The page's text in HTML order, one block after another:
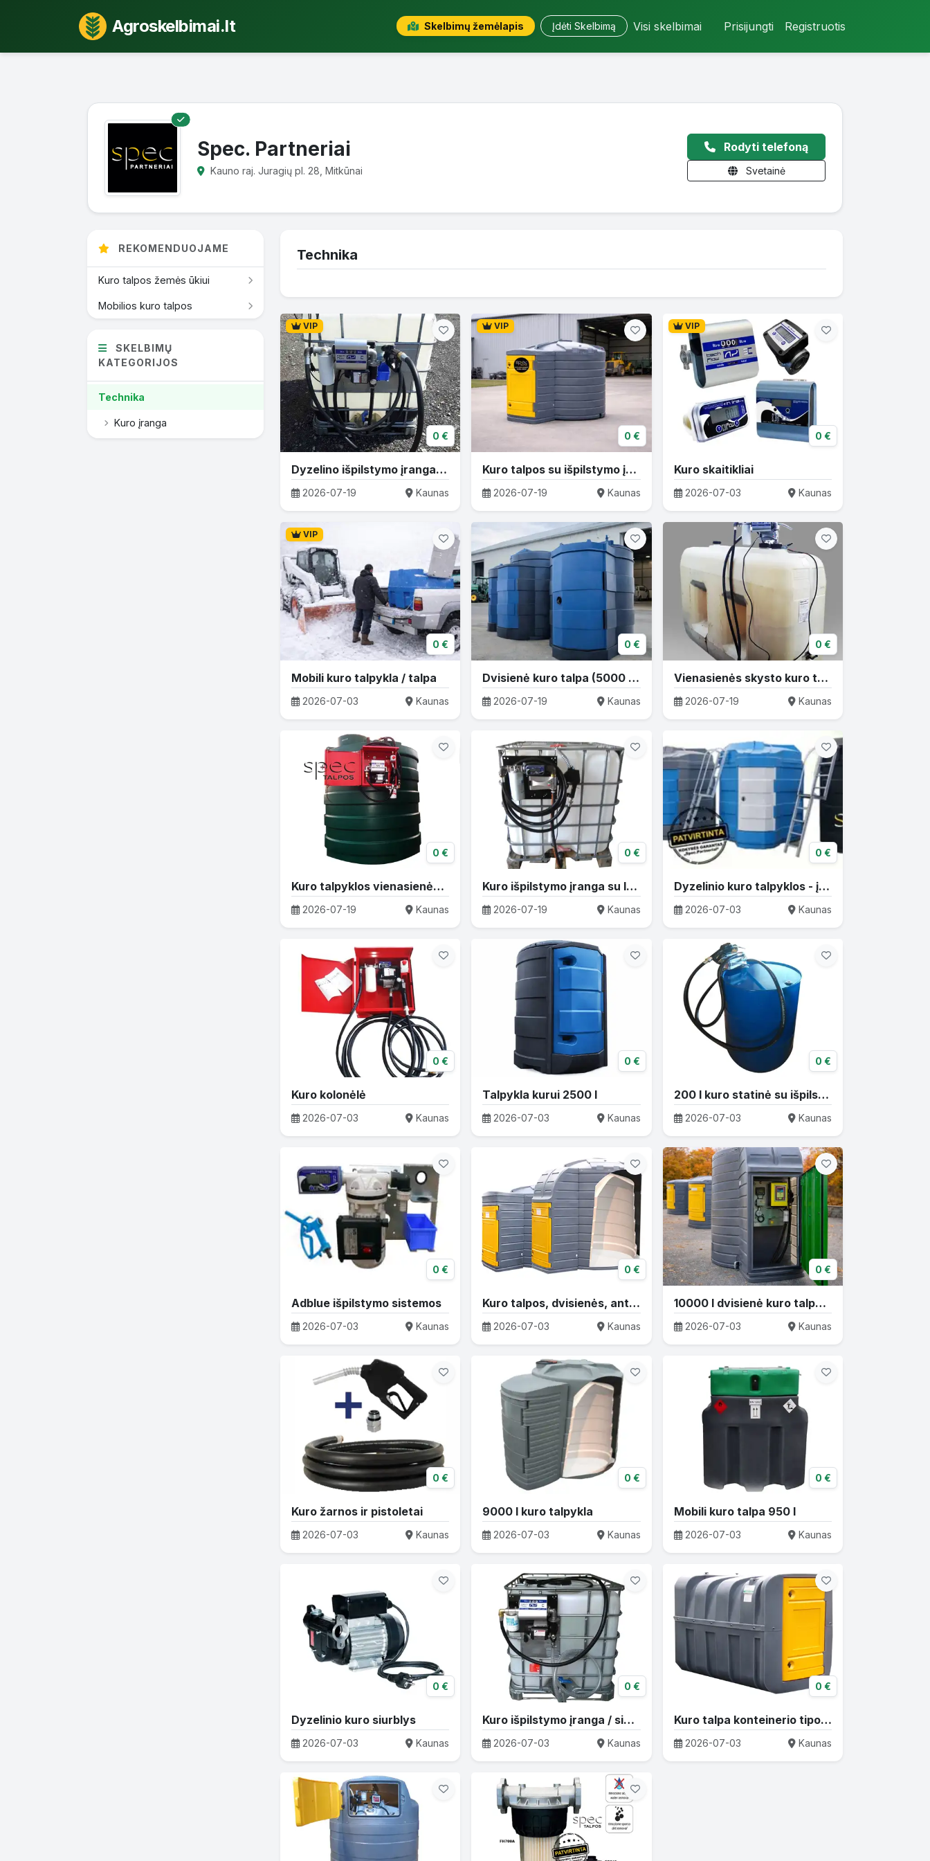
Agroskelbimai.lt Skelbimų žemėlapis Įdėti Skelbimą Visi skelbimai Prisijungti Registruotis
Spec. Partneriai
Kauno raj. Juragių pl. 28, Mitkūnai
Rodyti telefoną
Svetainė
REKOMENDUOJAME
Kuro talpos žemės ūkiui
Mobilios kuro talpos
SKELBIMŲ
KATEGORIJOS
Technika
Kuro įranga
Technika
VIP
0 €
Dyzelino išpilstymo įranga - komplektuojame
2026-07-19 Kaunas
VIP
0 €
Kuro talpos su išpilstymo įranga - patikrinti sprendimai
2026-07-19 Kaunas
VIP
0 €
Kuro skaitikliai
2026-07-03 Kaunas
VIP
0 €
Mobili kuro talpykla / talpa
2026-07-03 Kaunas
0 €
Dvisienė kuro talpa (5000 litrų)
2026-07-19 Kaunas
0 €
Vienasienės skysto kuro talpyklos (naudotos)
2026-07-19 Kaunas
0 €
Kuro talpyklos vienasienės, antžeminės
2026-07-19 Kaunas
0 €
Kuro išpilstymo įranga su IBC talpa
2026-07-19 Kaunas
0 €
Dyzelinio kuro talpyklos - įvairūs dydžiai
2026-07-03 Kaunas
0 €
Kuro kolonėlė
2026-07-03 Kaunas
0 €
Talpykla kurui 2500 l
2026-07-03 Kaunas
0 €
200 l kuro statinė su išpilstymo įranga
2026-07-03 Kaunas
0 €
Adblue išpilstymo sistemos
2026-07-03 Kaunas
0 €
Kuro talpos, dvisienės, antžeminės
2026-07-03 Kaunas
0 €
10000 l dvisienė kuro talpykla Swimer
2026-07-03 Kaunas
0 €
Kuro žarnos ir pistoletai
2026-07-03 Kaunas
0 €
9000 l kuro talpykla
2026-07-03 Kaunas
0 €
Mobili kuro talpa 950 l
2026-07-03 Kaunas
0 €
Dyzelinio kuro siurblys
2026-07-03 Kaunas
0 €
Kuro išpilstymo įranga / siurbliai / žarnos / skaitliukai / kiti priedai
2026-07-03 Kaunas
0 €
Kuro talpa konteinerio tipo 2500 l
2026-07-03 Kaunas